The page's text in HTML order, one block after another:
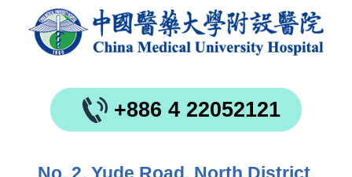
+886 4 22052121